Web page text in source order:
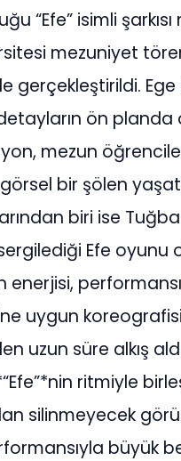
“Efe” isimli
mezuniyet
gerçekleştirildi.
ön planda
mezun
bir şölen
biri ise Tuğba
Efe oyunu
enerjisi,
uygun koreografisi
uzun süre alkış
ritmiyle
silinmeyecek
büyük